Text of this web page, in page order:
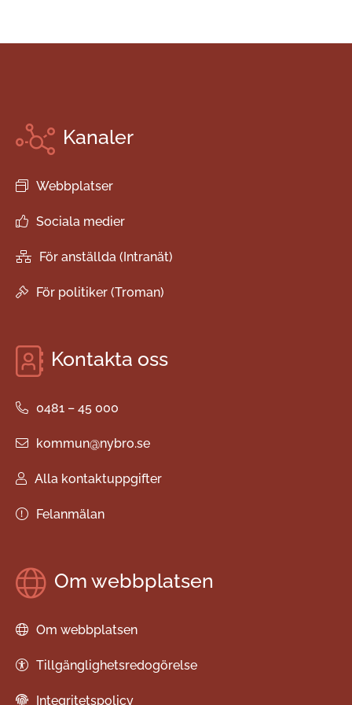
Kanaler
Webbplatser
Sociala medier
För anställda (Intranät)
För politiker (Troman)
Kontakta oss
0481 – 45 000
kommun@nybro.se
Alla kontaktuppgifter
Felanmälan
Om webbplatsen
Om webbplatsen
Tillgänglighetsredogörelse
Integritetspolicy